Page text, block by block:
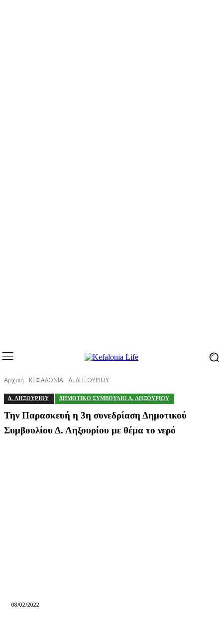
Αρχική ΚΕΦΑΛΟΝΙΑ Δ. ΛΗΞΟΥΡΙΟΥ
Δ. ΛΗΞΟΥΡΙΟΥ ΔΗΜΟΤΙΚΟ ΣΥΜΒΟΥΛΙΟ Δ. ΛΗΞΟΥΡΙΟΥ
Την Παρασκευή η 3η συνεδρίαση Δημοτικού
Συμβουλίου Δ. Ληξουρίου με θέμα το νερό
08/02/2022